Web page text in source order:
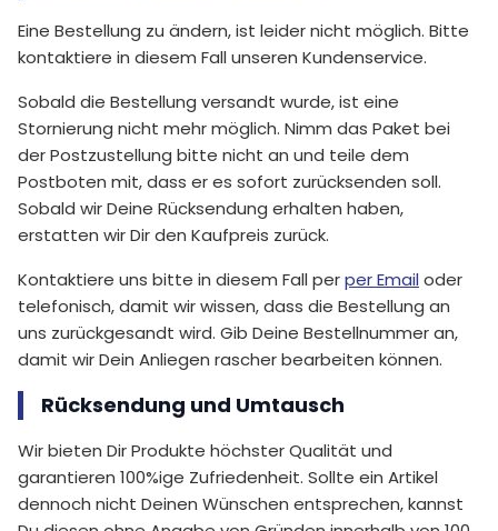
Eine Bestellung zu ändern, ist leider nicht möglich. Bitte
kontaktiere in diesem Fall unseren Kundenservice.
Sobald die Bestellung versandt wurde, ist eine
Stornierung nicht mehr möglich. Nimm das Paket bei
der Postzustellung bitte nicht an und teile dem
Postboten mit, dass er es sofort zurücksenden soll.
Sobald wir Deine Rücksendung erhalten haben,
erstatten wir Dir den Kaufpreis zurück.
Kontaktiere uns bitte in diesem Fall perper Emailoder
telefonisch, damit wir wissen, dass die Bestellung an
uns zurückgesandt wird. Gib Deine Bestellnummer an,
damit wir Dein Anliegen rascher bearbeiten können.
Rücksendung und Umtausch
Wir bieten Dir Produkte höchster Qualität und
garantieren 100%ige Zufriedenheit. Sollte ein Artikel
dennoch nicht Deinen Wünschen entsprechen, kannst